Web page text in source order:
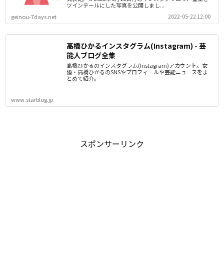
ツインテールにした写真を公開しまし...
geinou-7days.net
2022-05-22 12:00
高橋ひかるインスタグラム(Instagram) - 芸
能人ブログ全集
高橋ひかるのインスタグラム(Instagram)アカウント。女
優・高橋ひかるのSNSやプロフィールや芸能ニュースをま
とめて紹介。
www.starblog.jp
スポンサーリンク